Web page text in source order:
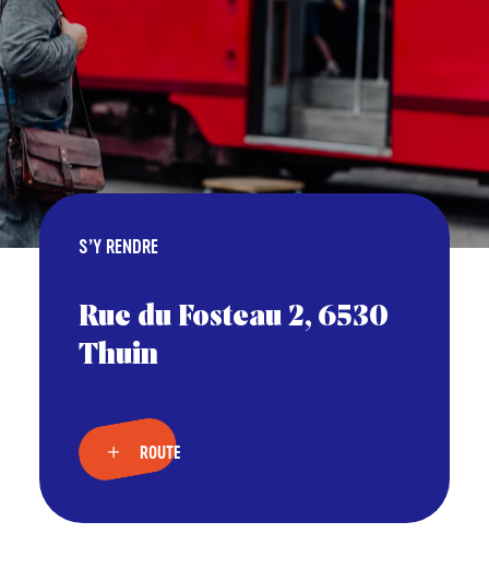
S’Y RENDRE
Rue du Fosteau 2, 6530
Thuin
ROUTE